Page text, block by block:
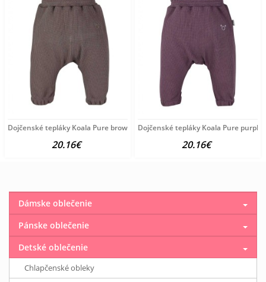
Dojčenské tepláky Koala Pure brown hnedá
20.16€
Dojčenské tepláky Koala Pure purple
20.16€
Dámske oblečenie
Pánske oblečenie
Detské oblečenie
Chlapčenské obleky